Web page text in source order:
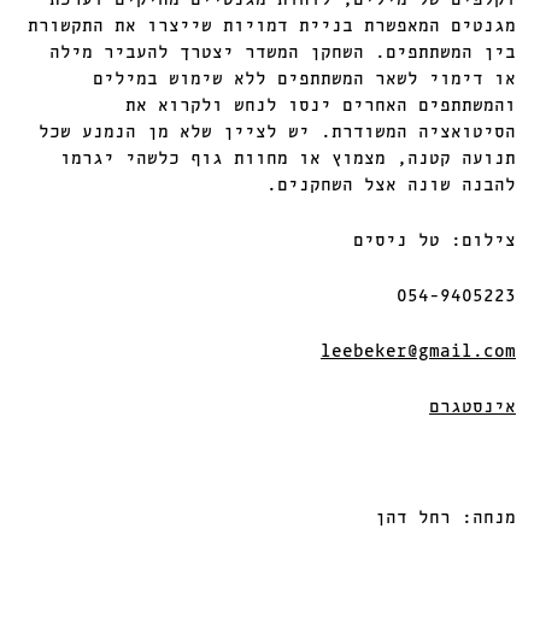
מגנטים המאפשרת בניית דמויות שייצרו את התקשורת
בין המשתתפים. השחקן המשדר יצטרך להעביר מילה
או דימוי לשאר המשתתפים ללא שימוש במילים
והמשתתפים האחרים ינסו לנחש ולקרוא את
הסיטואציה המשודרת. יש לציין שלא מן הנמנע שכל
תנועה קטנה, מצמוץ או מחוות גוף כלשהי יגרמו
להבנה שונה אצל השחקנים.
צילום: טל ניסים
054-9405223
leebeker@gmail.com
אינסטגרם
מנחה: רחל דהן